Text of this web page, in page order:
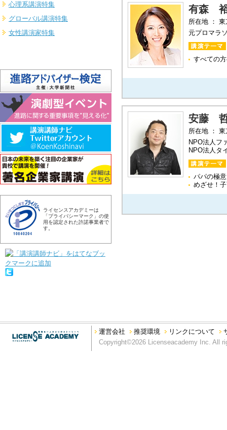
心理系講演特集
グローバル講演特集
女性講演家特集
ライセンスアカデミーは
「プライバシーマーク」の使
用を認定された許諾事業者で
す。
有森
所在地 ：
元プロマラ
すべての
安藤
所在地 ：
NPO法人フ
NPO法人タ
パパの極
めざせ！
運営会社 推奨環境 リンクについて
Copyright©2026 Licenseacademy Inc. All